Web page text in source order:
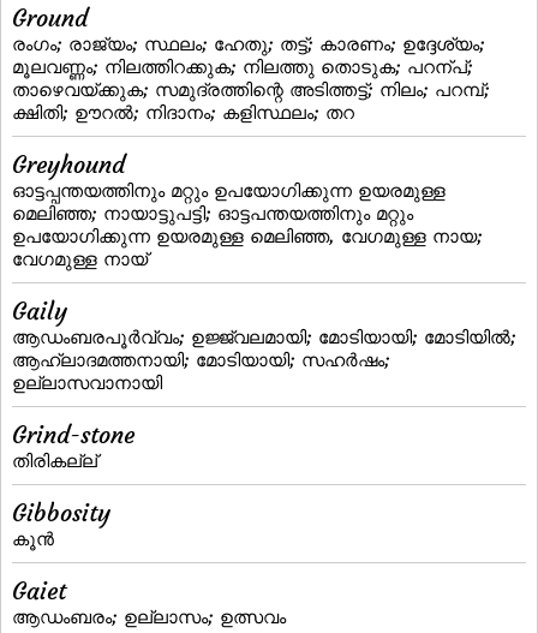
Ground
രംഗം; രാജ്യം; സ്ഥലം; ഹേതു; തട്ട്‌; കാരണം; ഉദ്ദേശ്യം;
മൂലവണ്ണം; നിലത്തിറക്കുക; നിലത്തു തൊടുക; പറന്പ്;
താഴെവയ്‌ക്കുക; സമുദ്രത്തിന്റെ അടിത്തട്ട്‌; നിലം; പറമ്പ്‌;
ക്ഷിതി; ഊറല്‍; നിദാനം; കളിസ്ഥലം; തറ
Greyhound
ഓട്ടപ്പന്തയത്തിനും മറ്റും ഉപയോഗിക്കുന്ന ഉയരമുള്ള
മെലിഞ്ഞ; നായാട്ടുപട്ടി; ഓട്ടപന്തയത്തിനും മറ്റും
ഉപയോഗിക്കുന്ന ഉയരമുള്ള മെലിഞ്ഞ, വേഗമുള്ള നായ;
വേഗമുള്ള നായ്
Gaily
ആഡംബരപൂര്‍വ്വം; ഉജ്ജ്വലമായി; മോടിയായി; മോടിയില്‍;
ആഹ്ലാദമത്തനായി; മോടിയായി; സഹര്‍ഷം;
ഉല്ലാസവാനായി
Grind-stone
തിരികല്ല്‌
Gibbosity
കൂന്‍
Gaiet
ആഡംബരം; ഉല്ലാസം; ഉത്സവം